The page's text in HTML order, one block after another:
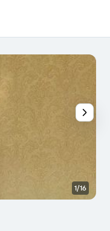
1/16